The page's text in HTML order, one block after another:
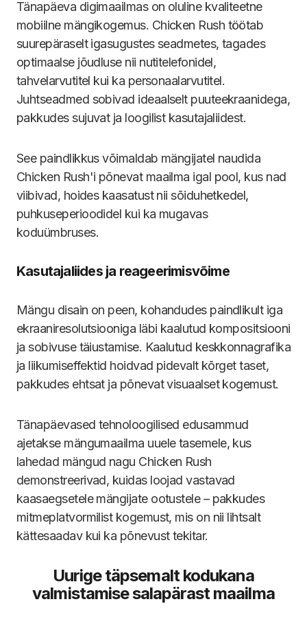
Tänapäeva digimaailmas on oluline kvaliteetne
mobiilne mängikogemus. Chicken Rush töötab
suurepäraselt igasugustes seadmetes, tagades
optimaalse jõudluse nii nutitelefonidel,
tahvelarvutitel kui ka personaalarvutitel.
Juhtseadmed sobivad ideaalselt puuteekraanidega,
pakkudes sujuvat ja loogilist kasutajaliidest.
See paindlikkus võimaldab mängijatel naudida
Chicken Rush'i põnevat maailma igal pool, kus nad
viibivad, hoides kaasatust nii sõiduhetkedel,
puhkuseperioodidel kui ka mugavas
koduümbruses.
Kasutajaliides ja reageerimisvõime
Mängu disain on peen, kohandudes paindlikult iga
ekraaniresolutsiooniga läbi kaalutud kompositsiooni
ja sobivuse täiustamise. Kaalutud keskkonnagrafika
ja liikumiseffektid hoidvad pidevalt kõrget taset,
pakkudes ehtsat ja põnevat visuaalset kogemust.
Tänapäevased tehnoloogilised edusammud
ajetakse mängumaailma uuele tasemele, kus
lahedad mängud nagu Chicken Rush
demonstreerivad, kuidas loojad vastavad
kaasaegsetele mängijate ootustele – pakkudes
mitmeplatvormilist kogemust, mis on nii lihtsalt
kättesaadav kui ka põnevust tekitar.
Uurige täpsemalt kodukana
valmistamise salapärast maailma